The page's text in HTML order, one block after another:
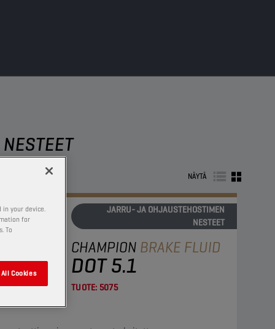
NÄYTÄ
JARRU- JA OHJAUSTEHOSTIMEN
NESTEET
CHAMPION BRAKE FLUID
DOT 5.1
TUOTE: 5075
your device.
for
To
Cookies